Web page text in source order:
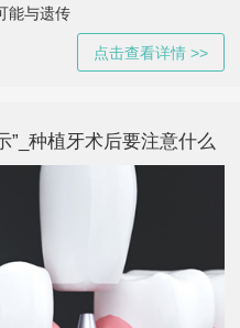
能与遗传
点击查看详情 >>
”_种植牙术后要注意什么